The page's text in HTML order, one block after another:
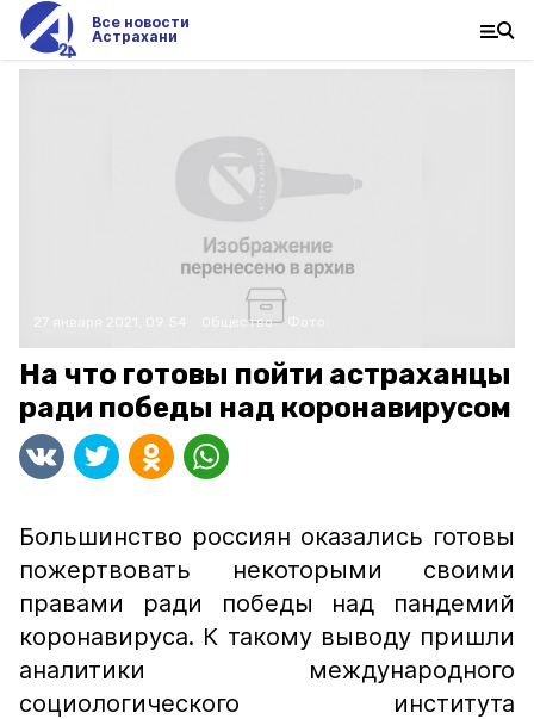
Все новости
Астрахани
Общество
На что готовы пойти астраханцы
ради победы над коронавирусом
Большинство россиян оказались готовы
пожертвовать некоторыми своими
правами ради победы над пандемий
коронавируса. К такому выводу пришли
аналитики международного
социологического института